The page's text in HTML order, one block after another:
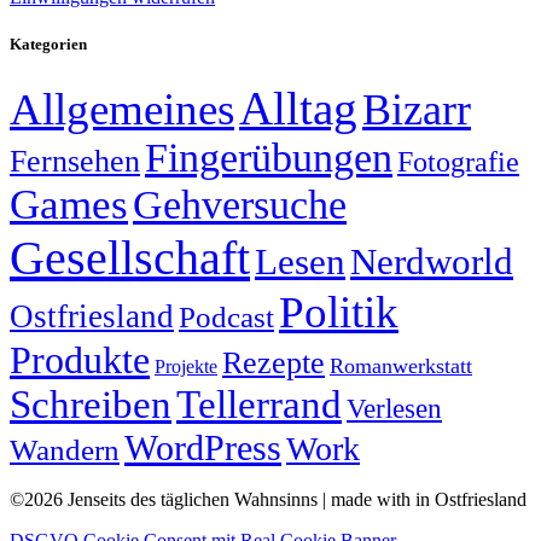
Kategorien
AllgemeinesAlltagBizarr
FernsehenFingerübungen Fotografie
GamesGehversuche
GesellschaftLesenNerdworld
OstfrieslandPodcastPolitik
Produkte Projekte Rezepte Romanwerkstatt
SchreibenTellerrand Verlesen
Wandern WordPressWork
©2026 Jenseits des täglichen Wahnsinns | made with in Ostfriesland